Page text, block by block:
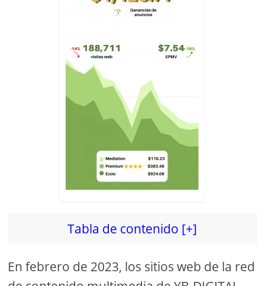
Tabla de contenido [+]
En febrero de 2023, los sitios web de la red